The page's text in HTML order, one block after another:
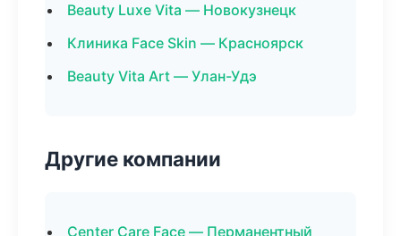
Beauty Luxe Vita — Новокузнецк
Клиника Face Skin — Красноярск
Beauty Vita Art — Улан-Удэ
Другие компании
Center Care Face — Перманентный